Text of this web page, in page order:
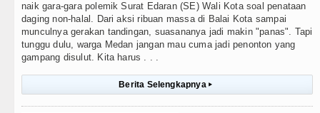
naik gara-gara polemik Surat Edaran (SE) Wali Kota soal penataan
daging non-halal. Dari aksi ribuan massa di Balai Kota sampai
munculnya gerakan tandingan, suasananya jadi makin "panas". Tapi
tunggu dulu, warga Medan jangan mau cuma jadi penonton yang
gampang disulut. Kita harus . . .
Berita Selengkapnya ▸